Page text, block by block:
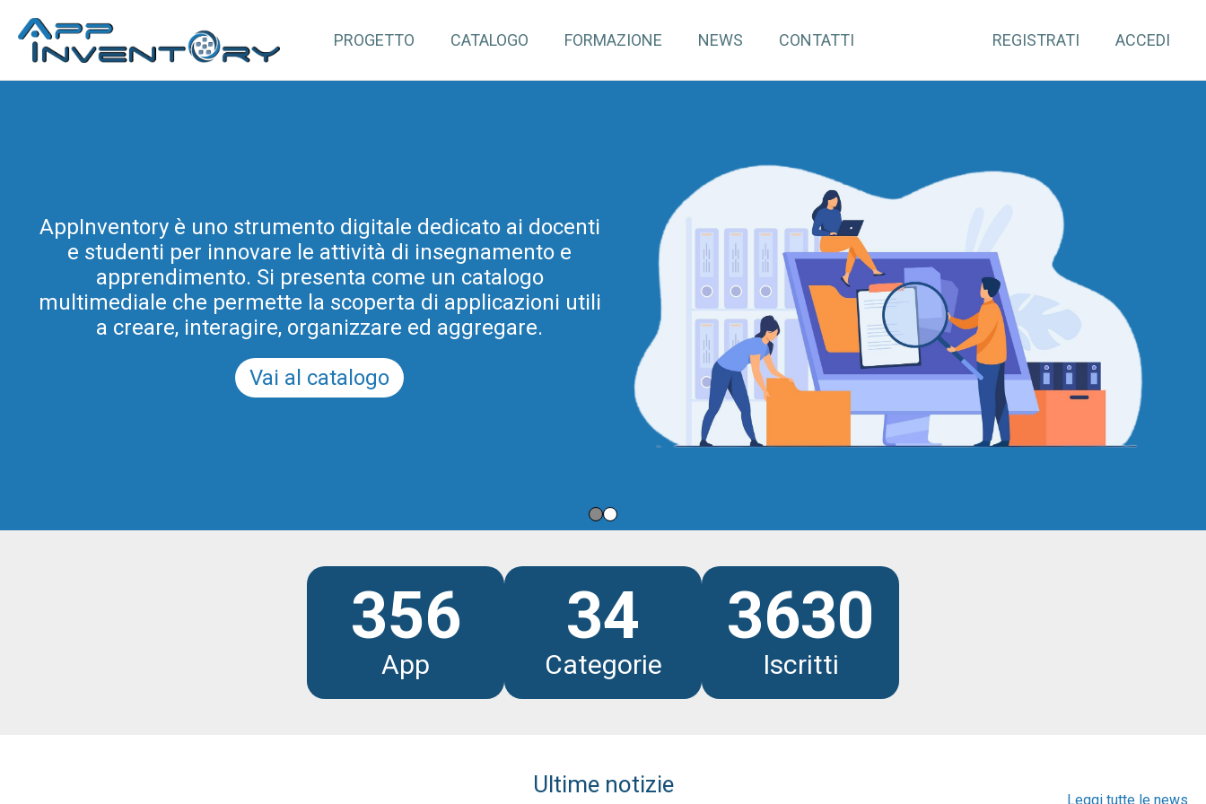
PROGETTO CATALOGO FORMAZIONE NEWS CONTATTI REGISTRATI ACCEDI
AppInventory è uno strumento digitale dedicato ai docenti
e studenti per innovare le attività di insegnamento e
apprendimento. Si presenta come un catalogo
multimediale che permette la scoperta di applicazioni utili
a creare, interagire, organizzare ed aggregare.
Vai al catalogo
rappresenta un’azione mirata di formazione continua per
gli insegnanti di scuole di ogni ordine e grado. Tale
progetto rientra tra le azioni di innovazione metodologica
e didattica promosse dal Programma Regionale per la
Scuola Digitale in Friuli Venezia Giulia 2025-2028 (e prima
del PRSD FVG 2021-2025).
Scopri tutti i moduli
356
App
34
Categorie
3630
Iscritti
Ultime notizie
Leggi tutte le news